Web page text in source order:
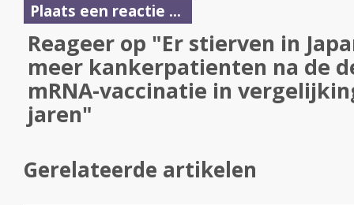
Plaats een reactie ...
Reageer op "Er stierven in
meer kankerpatienten na de
mRNA-vaccinatie in
jaren"
Gerelateerde artikelen